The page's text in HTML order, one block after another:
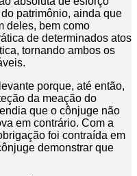
patrimônio, ainda que
deles, bem como
de determinados atos
tornando ambos os
porque, até então,
da meação do
que o cônjuge não
em contrário. Com a
foi contraída em
demonstrar que